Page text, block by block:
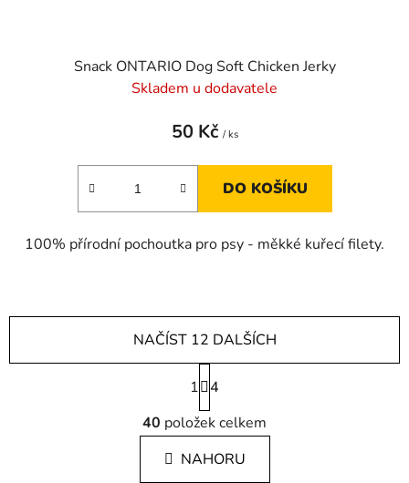
Snack ONTARIO Dog Soft Chicken Jerky
Skladem u dodavatele
50 Kč / ks
DO KOŠÍKU
100% přírodní pochoutka pro psy - měkké kuřecí filety.
O
v
l
á
NAČÍST 12 DALŠÍCH
S
t
r
á
n
k
1 4
40 položek celkem
NAHORU